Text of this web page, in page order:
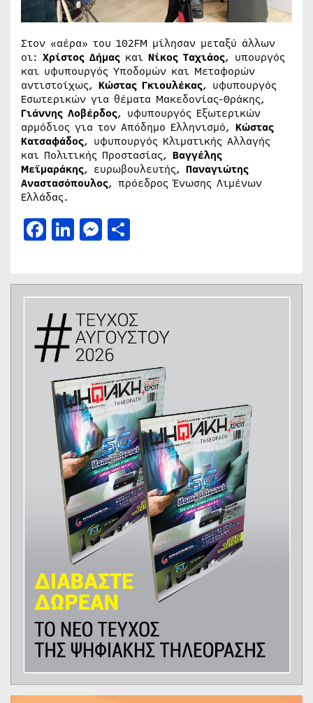
Στον «αέρα» του 102FM μίλησαν μεταξύ άλλων
οι: Χρίστος Δήμας και Νίκος Ταχιάος, υπουργός
και υφυπουργός Υποδομών και Μεταφορών
αντιστοίχως, Κώστας Γκιουλέκας, υφυπουργός
Εσωτερικών για θέματα Μακεδονίας-Θράκης,
Γιάννης Λοβέρδος, υφυπουργός Εξωτερικών
αρμόδιος για τον Απόδημο Ελληνισμό, Κώστας
Κατσαφάδος, υφυπουργός Κλιματικής Αλλαγής
και Πολιτικής Προστασίας, Βαγγέλης
Μεϊμαράκης, ευρωβουλευτής, Παναγιώτης
Αναστασόπουλος, πρόεδρος Ένωσης Λιμένων
Ελλάδας.
Facebook
LinkedIn
Messenger